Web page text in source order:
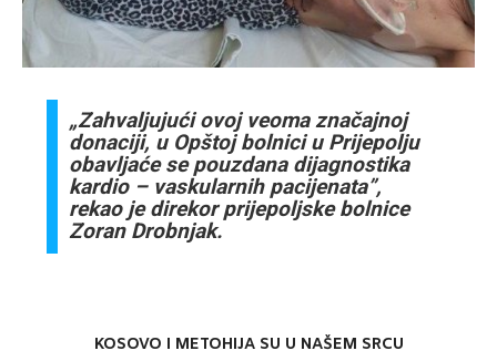
„Zahvaljujući ovoj veoma značajnoj
donaciji, u Opštoj bolnici u Prijepolju
obavljaće se pouzdana dijagnostika
kardio – vaskularnih pacijenata”,
rekao je direkor prijepoljske bolnice
Zoran Drobnjak.
KOSOVO I METOHIJA SU U NAŠEM SRCU